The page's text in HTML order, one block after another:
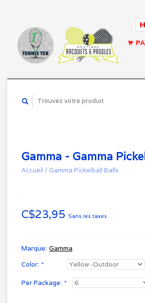
Gamma - Gamma
Accueil / Gamma Pickelball Balls
C$23,95 Sans les taxes
Marque: Gamma
Color: *
Per Package: *